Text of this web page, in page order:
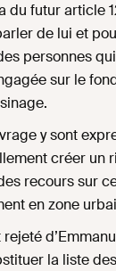
du futur article
de lui et
personnes
sur le
y sont
créer un
recours sur
en zone
la liste